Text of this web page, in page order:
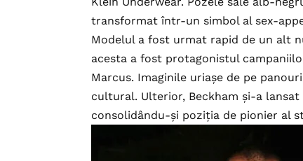
transformat într-un simbol al sex-
Modelul a fost urmat rapid de un alt
acesta a fost protagonistul
Marcus. Imaginile uriașe de pe
cultural. Ulterior, Beckham și-a lansat
consolidându-și poziția de pionier al